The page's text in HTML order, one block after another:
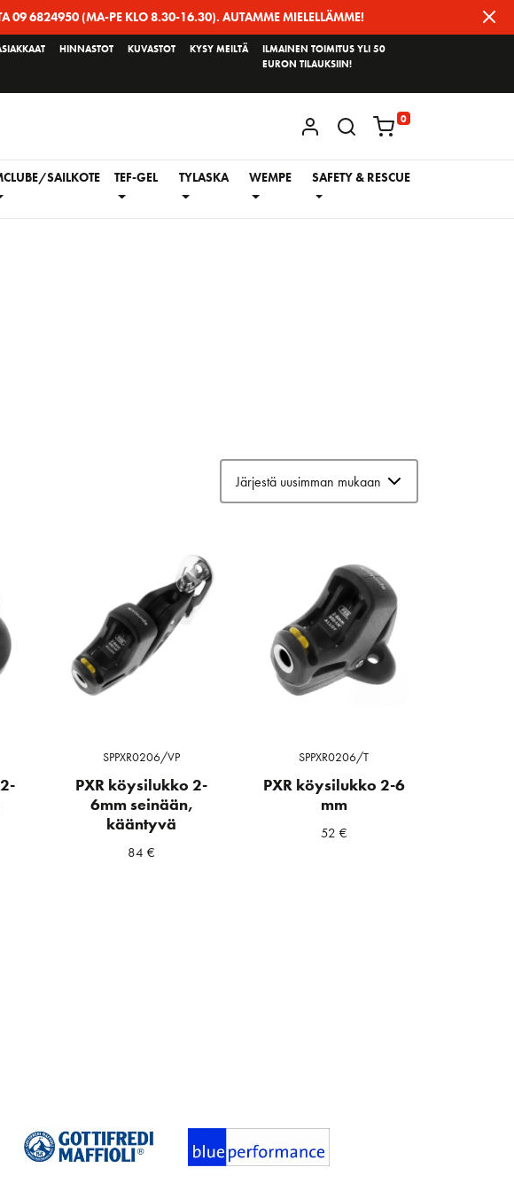
09 6824950 (MA-PE KLO 8.30-16.30). AUTAMME MIELELLÄMME!
HINNASTOT KUVASTOT KYSY MEILTÄ
ILMAINEN TOIMITUS YLI 50
EURON TILAUKSIIN!
KIRJAUDU / REKISTERÖIDY
0
SAILKOTE TEF-GEL TYLASKA WEMPE SAFETY & RESCUE
SPPXR0206/VP
PXR köysilukko 2-
6mm seinään,
kääntyvä
84€
SPPXR0206/T
PXR köysilukko 2-6
mm
52 €